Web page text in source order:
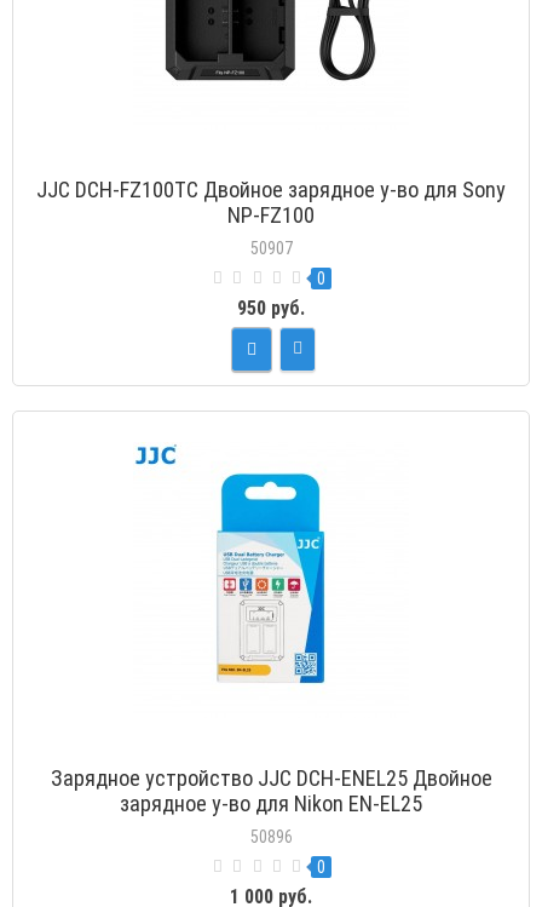
JJC DCH-FZ100TC Двойное зарядное у-во для Sony
NP-FZ100
50907
0
950 руб.
Зарядное устройство JJC DCH-ENEL25 Двойное
зарядное у-во для Nikon EN-EL25
50896
0
1 000 руб.